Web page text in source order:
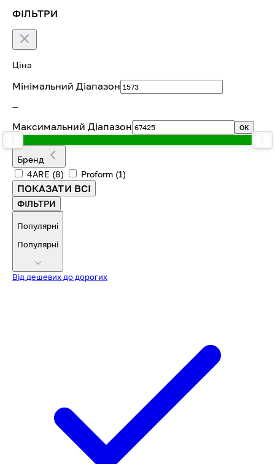
ФІЛЬТРИ
Ціна
Мінімальний Діапазон
—
Максимальний Діапазон OK
Бренд
4ARE (8) Proform (1)
ПОКАЗАТИ ВСІ
ФІЛЬТРИ
Популярні
Популярні
Від дешевих до дорогих